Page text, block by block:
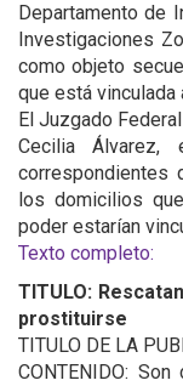
Departamento de
Investigaciones
como objeto
que está vinculada
El Juzgado
Cecilia Álvarez,
correspondientes
los domicilios
poder estarían
Texto completo:
TITULO:
prostituirse
TITULO DE LA
CONTENIDO: